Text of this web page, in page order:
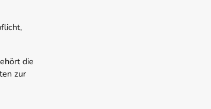
die
zur